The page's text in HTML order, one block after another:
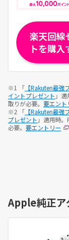
楽天回線
トを購入
※1 「 【Rakuten最
イントプレゼント 」
取りが必要。 要エント
※2 「 【Rakuten最
プレゼント 」適用時
必要。 要エントリー
Apple純正ア